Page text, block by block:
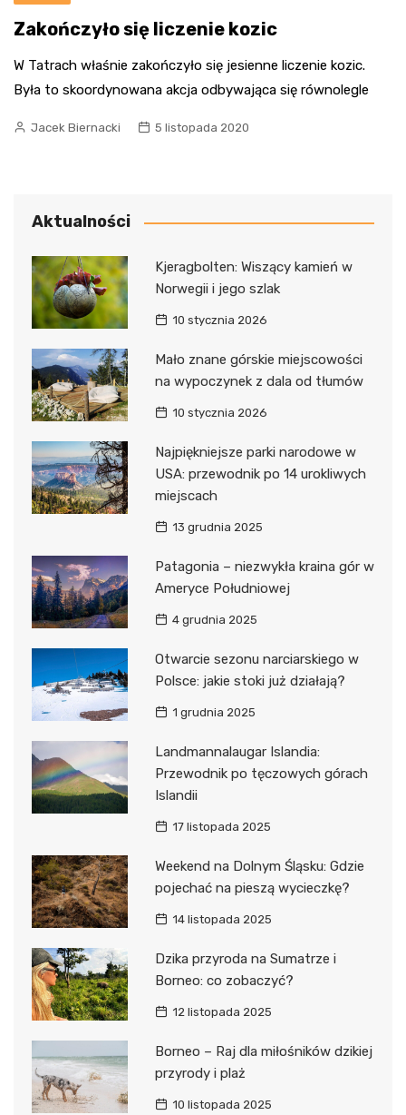
Zakończyło się liczenie kozic
W Tatrach właśnie zakończyło się jesienne liczenie kozic.
Była to skoordynowana akcja odbywająca się równolegle
Jacek Biernacki 5 listopada 2020
Aktualności
Kjeragbolten: Wiszący kamień w
Norwegii i jego szlak
10 stycznia 2026
Mało znane górskie miejscowości
na wypoczynek z dala od tłumów
10 stycznia 2026
Najpiękniejsze parki narodowe w
USA: przewodnik po 14 urokliwych
miejscach
13 grudnia 2025
Patagonia – niezwykła kraina gór w
Ameryce Południowej
4 grudnia 2025
Otwarcie sezonu narciarskiego w
Polsce: jakie stoki już działają?
1 grudnia 2025
Landmannalaugar Islandia:
Przewodnik po tęczowych górach
Islandii
17 listopada 2025
Weekend na Dolnym Śląsku: Gdzie
pojechać na pieszą wycieczkę?
14 listopada 2025
Dzika przyroda na Sumatrze i
Borneo: co zobaczyć?
12 listopada 2025
Borneo – Raj dla miłośników dzikiej
przyrody i plaż
10 listopada 2025